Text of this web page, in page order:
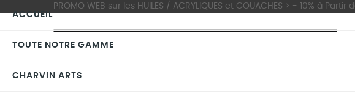
PROMO WEB sur les HUILES / ACRYLIQUES et GOUACHES > - 10% à
ACCUEIL
TOUTE NOTRE GAMME
CHARVIN ARTS